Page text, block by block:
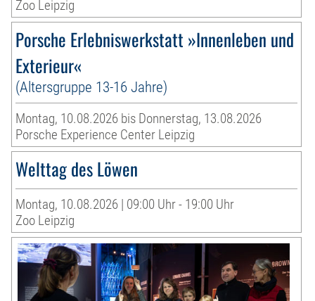
Zoo Leipzig
Porsche Erlebniswerkstatt »Innenleben und
Exterieur«
(Altersgruppe 13-16 Jahre)
Montag, 10.08.2026 bis Donnerstag, 13.08.2026
Porsche Experience Center Leipzig
Welttag des Löwen
Montag, 10.08.2026 | 09:00 Uhr - 19:00 Uhr
Zoo Leipzig